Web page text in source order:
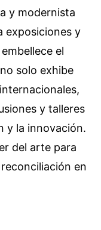
y modernista
exposiciones y
el
solo exhibe
y talleres
y la innovación.
del arte para
en